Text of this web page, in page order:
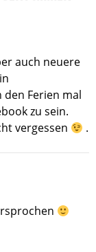
auch neuere
Ferien mal
zu sein.
vergessen
.